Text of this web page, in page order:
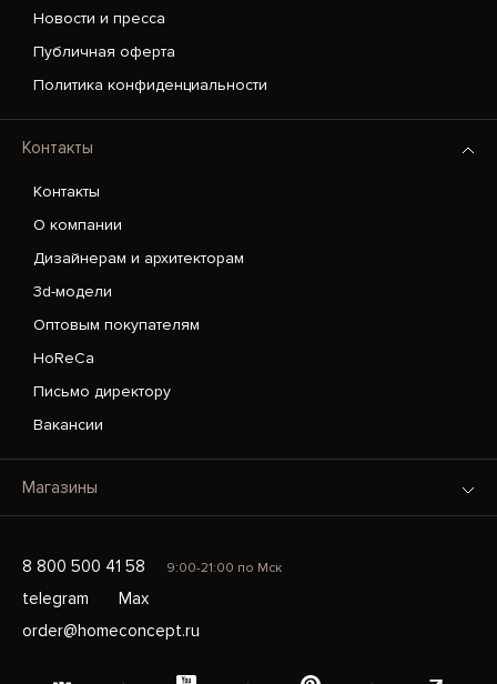
Новости и пресса
Публичная оферта
Политика конфиденциальности
Контакты
Контакты
О компании
Дизайнерам и архитекторам
3d-модели
Оптовым покупателям
HoReCa
Письмо директору
Вакансии
Магазины
8 800 500 41 58 9:00-21:00 по Мск
telegram
Max
order@homeconcept.ru